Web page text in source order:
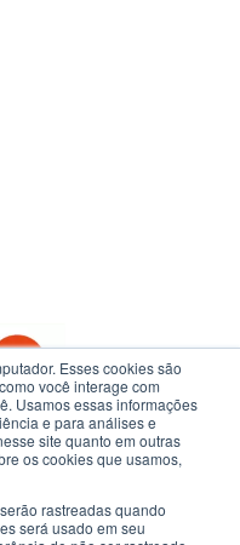
Esses cookies são
você interage com
Usamos essas informações
e para análises e
site quanto em outras
os cookies que usamos,
rastreadas quando
será usado em seu